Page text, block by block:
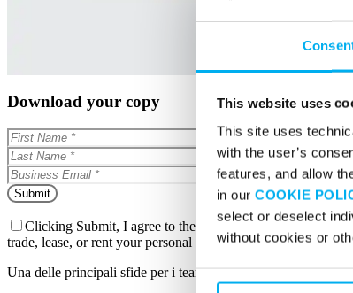
This website uses
This site uses
with the user’s
features, and allow
in our COOKIE
select or deselect
without cookies or
Download your copy
Clicking Submit, I agree to the use of my personal data in
trade, lease, or rent your personal data to third parties.
Una delle principali sfide per i team di sicurezza informatica